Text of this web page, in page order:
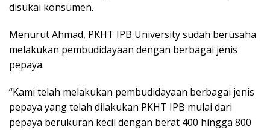
disukai konsumen.
Menurut Ahmad, PKHT IPB University sudah berusaha
melakukan pembudidayaan dengan berbagai jenis
pepaya.
“Kami telah melakukan pembudidayaan berbagai jenis
pepaya yang telah dilakukan PKHT IPB mulai dari
pepaya berukuran kecil dengan berat 400 hingga 800